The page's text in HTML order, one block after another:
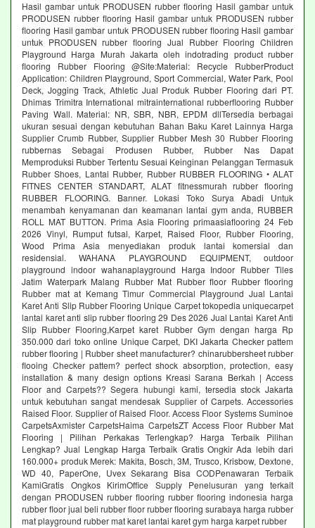
Hasil gambar untuk PRODUSEN rubber flooring Hasil gambar untuk
PRODUSEN rubber flooring Hasil gambar untuk PRODUSEN rubber
flooring Hasil gambar untuk PRODUSEN rubber flooring Hasil gambar
untuk PRODUSEN rubber flooring Jual Rubber Flooring Children
Playground Harga Murah Jakarta oleh indotrading product rubber
flooring Rubber Flooring @Site:Material: Recycle RubberProduct
Application: Children Playground, Sport Commercial, Water Park, Pool
Deck, Jogging Track, Athletic Jual Produk Rubber Flooring dari PT.
Dhimas Trimitra International mitrainternational rubberflooring Rubber
Paving Wall. Material: NR, SBR, NBR, EPDM dllTersedia berbagai
ukuran sesuai dengan kebutuhan Bahan Baku Karet Lainnya Harga
Supplier Crumb Rubber, Supplier Rubber Mesh 30 Rubber Flooring
rubbernas Sebagai Produsen Rubber, Rubber Nas Dapat
Memproduksi Rubber Tertentu Sesuai Keinginan Pelanggan Termasuk
Rubber Shoes, Lantai Rubber, Rubber RUBBER FLOORING • ALAT
FITNES CENTER STANDART, ALAT fitnessmurah rubber flooring
RUBBER FLOORING. Banner. Lokasi Toko Surya Abadi Untuk
menambah kenyamanan dan keamanan lantai gym anda, RUBBER
ROLL MAT BUTTON. Prima Asia Flooring primaasiaflooring 24 Feb
2026 Vinyl, Rumput futsal, Karpet, Raised Floor, Rubber Flooring,
Wood Prima Asia menyediakan produk lantai komersial dan
residensial. WAHANA PLAYGROUND EQUIPMENT, outdoor
playground indoor wahanaplayground Harga Indoor Rubber Tiles
Jatim Waterpark Malang Rubber Mat Rubber floor Rubber flooring
Rubber mat at Kemang Timur Commercial Playground Jual Lantai
Karet Anti Slip Rubber Flooring Unique Carpet tokopedia uniquecarpet
lantai karet anti slip rubber flooring 29 Des 2026 Jual Lantai Karet Anti
Slip Rubber Flooring,Karpet karet Rubber Gym dengan harga Rp
350.000 dari toko online Unique Carpet, DKI Jakarta Checker pattem
rubber flooring | Rubber sheet manufacturer? chinarubbersheet rubber
flooing Checker pattem? perfect shock absorption, protection, easy
installation & many design options Kreasi Sarana Berkah | Access
Floor and Carpets?? Segera hubungi kami, tersedia stock Jakarta
untuk kebutuhan sangat mendesak Supplier of Carpets. Accessories
Raised Floor. Supplier of Raised Floor. Access Floor Systems Suminoe
CarpetsAxmister CarpetsHaima CarpetsZT Access Floor Rubber Mat
Flooring | Pilihan Perkakas Terlengkap? Harga Terbaik Pilihan
Lengkap? Jual Lengkap Harga Terbaik Gratis Ongkir Ada lebih dari
160.000+ produk Merek: Makita, Bosch, 3M, Trusco, Krisbow, Dextone,
WD 40, PaperOne, Uvex Sekarang Bisa CODPenawaran Terbaik
KamiGratis Ongkos KirimOffice Supply Penelusuran yang terkait
dengan PRODUSEN rubber flooring rubber flooring indonesia harga
rubber floor jual beli rubber floor rubber flooring surabaya harga rubber
mat playground rubber mat karet lantai karet gym harga karpet rubber